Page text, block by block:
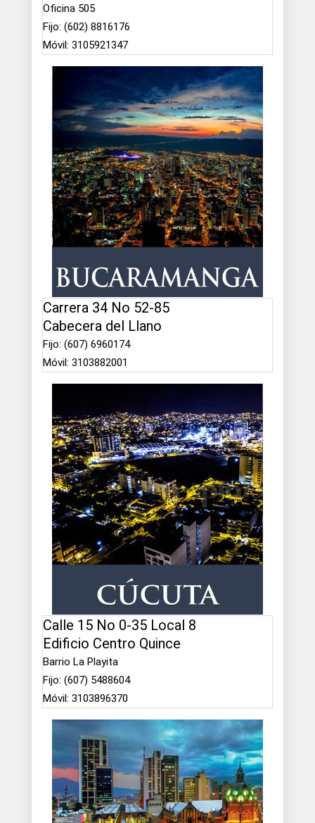
Oficina 505
Fijo: (602) 8816176
Móvil: 3105921347
Carrera 34 No 52-85
Cabecera del Llano
Fijo: (607) 6960174
Móvil: 3103882001
Calle 15 No 0-35 Local 8
Edificio Centro Quince
Barrio La Playita
Fijo: (607) 5488604
Móvil: 3103896370